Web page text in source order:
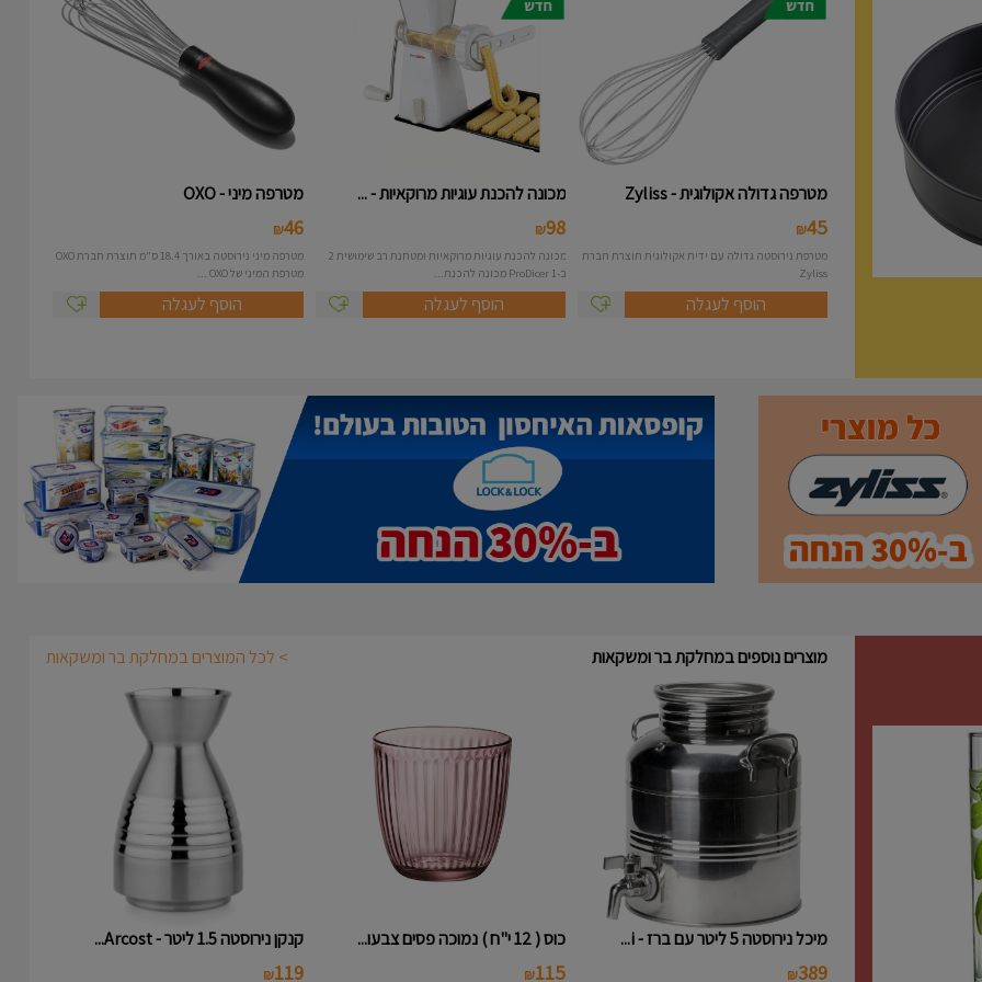
מטרפה גדולה אקולוגית - Zyliss
45
₪
מטרפת נירוסטה גדולה עם ידית אקולוגית תוצרת חברת
Zyliss
הוסף לעגלה
מכונה להכנת עוגיות מרוקאיות - ...
98
₪
מכונה להכנת עוגיות מרוקאיות ומטחנת רב שימושית 2
ב-1 ProDicer מכונה להכנת...
הוסף לעגלה
מטרפה מיני - OXO
46
₪
מטרפה מיני נירוסטה באורך 18.4 ס"מ תוצרת חברת OXO
מטרפת המיני של OXO ...
הוסף לעגלה
מוצרים נוספים במחלקת בר ומשקאות > לכל המוצרים במחלקת בר ומשקאות
מיכל נירוסטה 5 ליטר עם ברז - i...
389
₪
כוס ( 12 י"ח ) נמוכה פסים צבעו...
115
₪
קנקן נירוסטה 1.5 ליטר - Arcost...
119
₪